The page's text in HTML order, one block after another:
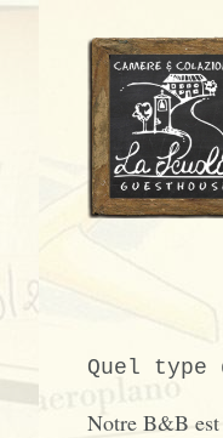
Quel type
Notre B&B est